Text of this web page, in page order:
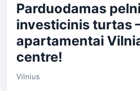
Parduodamas
investicinis turtas
apartamentai
centre!
Vilnius